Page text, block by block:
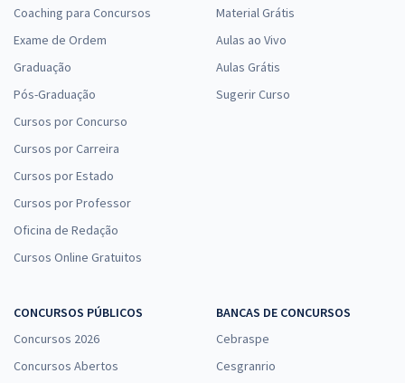
Coaching para Concursos
Exame de Ordem
Graduação
Pós-Graduação
Cursos por Concurso
Cursos por Carreira
Cursos por Estado
Cursos por Professor
Oficina de Redação
Cursos Online Gratuitos
Material Grátis
Aulas ao Vivo
Aulas Grátis
Sugerir Curso
CONCURSOS PÚBLICOS
Concursos 2026
Concursos Abertos
BANCAS DE CONCURSOS
Cebraspe
Cesgranrio